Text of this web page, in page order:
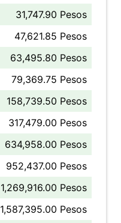
31,747.90 Pesos
47,621.85 Pesos
63,495.80 Pesos
79,369.75 Pesos
158,739.50 Pesos
317,479.00 Pesos
634,958.00 Pesos
952,437.00 Pesos
1,269,916.00 Pesos
1,587,395.00 Pesos